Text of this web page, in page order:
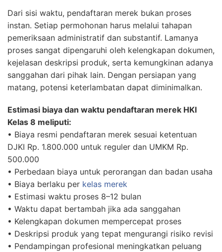
Dari sisi waktu, pendaftaran merek bukan proses
instan. Setiap permohonan harus melalui tahapan
pemeriksaan administratif dan substantif. Lamanya
proses sangat dipengaruhi oleh kelengkapan dokumen,
kejelasan deskripsi produk, serta kemungkinan adanya
sanggahan dari pihak lain. Dengan persiapan yang
matang, potensi keterlambatan dapat diminimalkan.
Estimasi biaya dan waktu pendaftaran merek HKI
Kelas 8 meliputi:
• Biaya resmi pendaftaran merek sesuai ketentuan
DJKI Rp. 1.800.000 untuk reguler dan UMKM Rp.
500.000
• Perbedaan biaya untuk perorangan dan badan usaha
• Biaya berlaku per kelas merek
• Estimasi waktu proses 8–12 bulan
• Waktu dapat bertambah jika ada sanggahan
• Kelengkapan dokumen mempercepat proses
• Deskripsi produk yang tepat mengurangi risiko revisi
• Pendampingan profesional meningkatkan peluang